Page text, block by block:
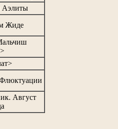
Аэлиты
Жиде
Август